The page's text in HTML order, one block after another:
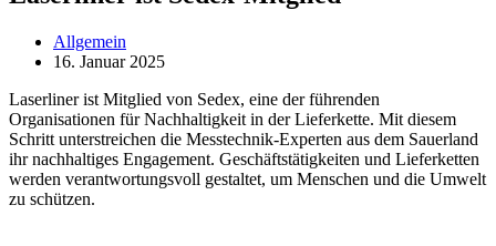
Allgemein
16. Januar 2025
Laserliner ist Mitglied von Sedex, eine der führenden
Organisationen für Nachhaltigkeit in der Lieferkette. Mit diesem
Schritt unterstreichen die Messtechnik-Experten aus dem Sauerland
ihr nachhaltiges Engagement. Geschäftstätigkeiten und Lieferketten
werden verantwortungsvoll gestaltet, um Menschen und die Umwelt
zu schützen.